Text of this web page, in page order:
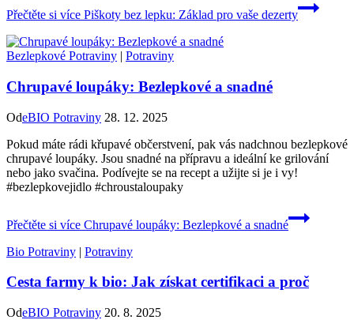
Přečtěte si více Piškoty bez lepku: Základ pro vaše dezerty
Bezlepkové Potraviny | Potraviny
Chrupavé loupáky: Bezlepkové a snadné
OdeBIO Potraviny 28. 12. 2025
Pokud máte rádi křupavé občerstvení, pak vás nadchnou bezlepkové
chrupavé loupáky. Jsou snadné na přípravu a ideální ke grilování
nebo jako svačina. Podívejte se na recept a užijte si je i vy!
#bezlepkovejidlo #chroustaloupaky
Přečtěte si více Chrupavé loupáky: Bezlepkové a snadné
Bio Potraviny | Potraviny
Cesta farmy k bio: Jak získat certifikaci a proč
OdeBIO Potraviny 20. 8. 2025